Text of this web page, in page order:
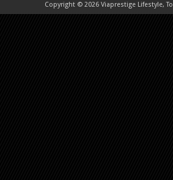
Copyright © 2026 Viaprestige Lifestyle,